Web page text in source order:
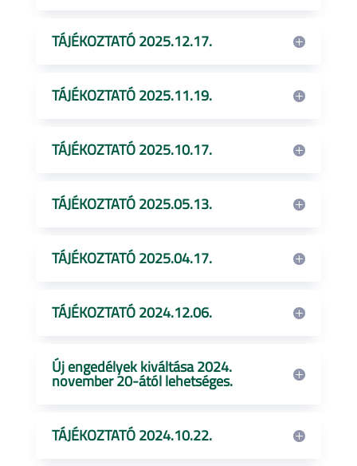
TÁJÉKOZTATÓ 2025.12.17.
TÁJÉKOZTATÓ 2025.11.19.
TÁJÉKOZTATÓ 2025.10.17.
TÁJÉKOZTATÓ 2025.05.13.
TÁJÉKOZTATÓ 2025.04.17.
TÁJÉKOZTATÓ 2024.12.06.
Új engedélyek kiváltása 2024.
november 20-ától lehetséges.
TÁJÉKOZTATÓ 2024.10.22.